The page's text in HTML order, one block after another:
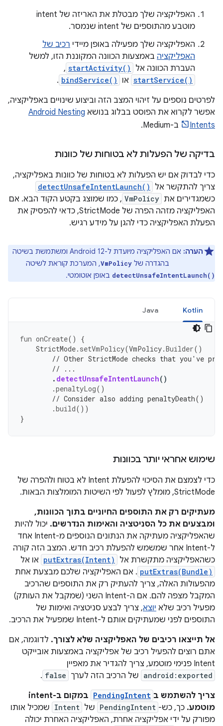
האפליקציה שלך מבטלת את האריזה של intent
מוטבע מהתוספים של intent שנמסר.
האפליקציה שלך מפעילה באופן מיידי רכיב של
האפליקציה באמצעות הכוונה המקוננת הזו, למשל
העברת הכוונה אל
startActivity()
,‏
startService() או bindService()
.
לפרטים נוספים על זיהוי המצב הזה וביצוע שינויים באפליקציה,
אפשר לקרוא את הפוסט בבלוג בנושא Android Nesting
Intents
ב-Medium.
בדיקה של הפעלות לא בטוחות של כוונות
כדי לבדוק אם יש הפעלות לא בטוחות של כוונות באפליקציה,
צריך להתקשר אל
detectUnsafeIntentLaunch()
כשמגדירים את VmPolicy , כמו שמוצג בקטע הקוד הבא. אם
האפליקציה מזהה הפרה של StrictMode, כדאי להפסיק את
הפעלת האפליקציה כדי להגן על מידע רגיש.
הערה: אם האפליקציה מיועדת ל-Android 12 ומשתמשת בשיטה
בהגדרה של VmPolicy, המערכת קוראת לשיטה
detectUnsafeIntentLaunch() באופן אוטומטי.
Kotlin
Java
fun onCreate()
{
StrictMode. setVmPolicy(VmPolicy.Builder()
// Other StrictMode checks that you've
// ...
. detectUnsafeIntentLaunch()
.penaltyLog()
// Consider also adding penaltyDeath()
.build())
}
שימוש אחראי יותר בכוונות
כדי לצמצם את הסיכוי להפעלת Intent לא בטוח ולהפרה של
StrictMode, מומלץ לפעול לפי השיטות המומלצות הבאות.
מעתיקים רק את התוספים החיוניים בתוך הכוונות,
ומבצעים את כל הסניטציה והאימות הנדרשים. יכול להיות
שהאפליקציה מעתיקה את הנתונים הנוספים מ-Intent אחד
ל-Intent אחר שמשמש להפעלת רכיב חדש. המצב הזה קורה
כשהאפליקציה מתקשרת אל
putExtras(Intent) או אל
putExtras(Bundle) . אם האפליקציה שלכם מבצעת אחת
מהפעולות האלה, צריך להעתיק רק את התוספים שהרכיב
המקבל מצפה להם. אם ה-Intent השני (שמקבל את העותק)
מפעיל רכיב שלא יוצא, צריך לבצע סניטציה ואימות של
התוספים לפני שמעתיקים אותם ל-Intent שמפעיל את הרכיב.
אל תייצאו רכיבים של האפליקציה שלא לצורך. לדוגמה, אם
אתם רוצים להפעיל רכיב של אפליקציה באמצעות אובייקט
Intent פנימי מוטמע, צריך להגדיר את מאפיין
android:exported של הרכיב הזה לערך false
.
צריך להשתמש ב PendingIntent
במקום ב-intent
מוטמע. כך, כש- PendingIntent של Intent שמכיל אותו
מפורק על ידי אפליקציה אחרת, האפליקציה האחרת יכולה